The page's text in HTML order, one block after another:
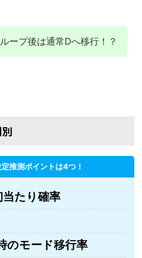
ープ後は通常Dへ移行！？
推測ポイントは4つ！
当たり確率
のモード移行率